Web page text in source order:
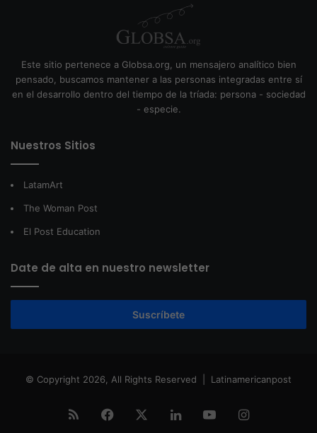
Este sitio pertenece a Globsa.org, un mensajero analítico bien
pensado, buscamos mantener a las personas integradas entre sí
en el desarrollo dentro del tiempo de la tríada: persona - sociedad
- especie.
Nuestros Sitios
LatamArt
The Woman Post
El Post Education
Date de alta en nuestro newsletter
Suscríbete
© Copyright 2026, All Rights Reserved | Latinamericanpost
RSS Facebook LinkedInYouTubeInstagram